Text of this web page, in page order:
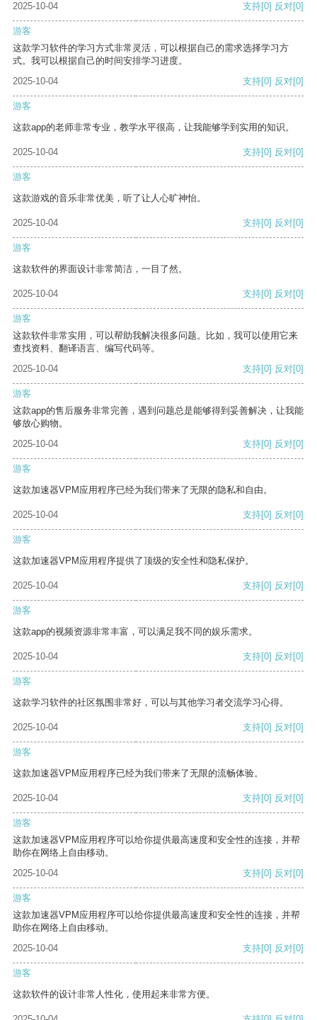
2025-10-04 支持[0] 反对[0]
游客
这款学习软件的学习方式非常灵活，可以根据自己的需求选择学习方
式。我可以根据自己的时间安排学习进度。
2025-10-04
支持[0] 反对[0]
游客
这款app的老师非常专业，教学水平很高，让我能够学到实用的知识。
2025-10-04 支持[0] 反对[0]
游客
这款游戏的音乐非常优美，听了让人心旷神怡。
2025-10-04 支持[0] 反对[0]
游客
这款软件的界面设计非常简洁，一目了然。
2025-10-04 支持[0] 反对[0]
游客
这款软件非常实用，可以帮助我解决很多问题。比如，我可以使用它来
查找资料、翻译语言、编写代码等。
2025-10-04
支持[0] 反对[0]
游客
这款app的售后服务非常完善，遇到问题总是能够得到妥善解决，让我能
够放心购物。
2025-10-04
支持[0] 反对[0]
游客
这款加速器VPM应用程序已经为我们带来了无限的隐私和自由。
2025-10-04 支持[0] 反对[0]
游客
这款加速器VPM应用程序提供了顶级的安全性和隐私保护。
2025-10-04 支持[0] 反对[0]
游客
这款app的视频资源非常丰富，可以满足我不同的娱乐需求。
2025-10-04 支持[0] 反对[0]
游客
这款学习软件的社区氛围非常好，可以与其他学习者交流学习心得。
2025-10-04 支持[0] 反对[0]
游客
这款加速器VPM应用程序已经为我们带来了无限的流畅体验。
2025-10-04 支持[0] 反对[0]
游客
这款加速器VPM应用程序可以给你提供最高速度和安全性的连接，并帮
助你在网络上自由移动。
2025-10-04
支持[0] 反对[0]
游客
这款加速器VPM应用程序可以给你提供最高速度和安全性的连接，并帮
助你在网络上自由移动。
2025-10-04
支持[0] 反对[0]
游客
这款软件的设计非常人性化，使用起来非常方便。